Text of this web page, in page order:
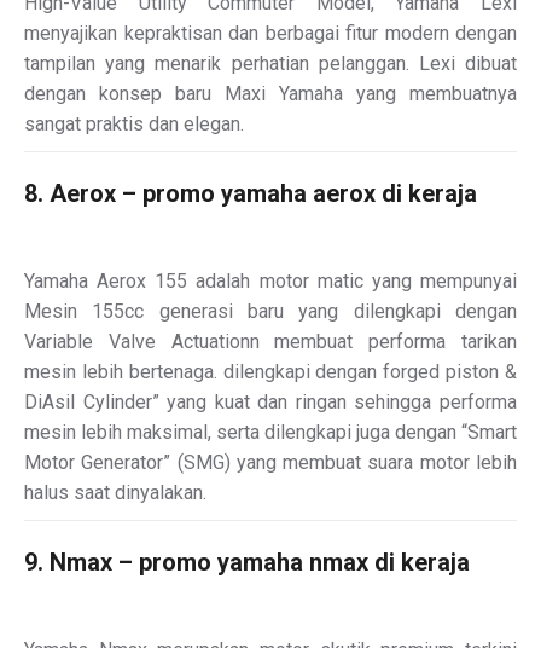
menyajikan kepraktisan dan berbagai fitur modern dengan
tampilan yang menarik perhatian pelanggan. Lexi dibuat
dengan konsep baru Maxi Yamaha yang membuatnya
sangat praktis dan elegan.
8. Aerox – promo yamaha aerox di keraja
Yamaha Aerox 155 adalah motor matic yang mempunyai
Mesin 155cc generasi baru yang dilengkapi dengan
Variable Valve Actuationn membuat performa tarikan
mesin lebih bertenaga. dilengkapi dengan forged piston &
DiAsil Cylinder” yang kuat dan ringan sehingga performa
mesin lebih maksimal, serta dilengkapi juga dengan “Smart
Motor Generator” (SMG) yang membuat suara motor lebih
halus saat dinyalakan.
9. Nmax – promo yamaha nmax di keraja